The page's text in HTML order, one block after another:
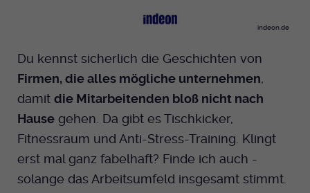
indeon.de
Du kennst sicherlich die Geschichten von
Firmen, die alles mögliche unternehmen,
damit die Mitarbeitenden bloß nicht nach
Hause gehen. Da gibt es Tischkicker,
Fitnessraum und Anti-Stress-Training. Klingt
erst mal ganz fabelhaft? Finde ich auch -
solange das Arbeitsumfeld insgesamt stimmt.